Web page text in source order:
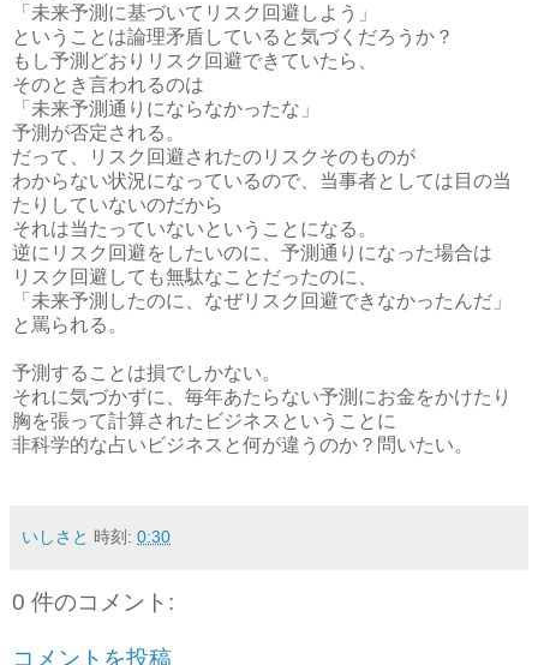
「未来予測に基づいてリスク回避しよう」
ということは論理矛盾していると気づくだろうか？
もし予測どおりリスク回避できていたら、
そのとき言われるのは
「未来予測通りにならなかったな」
予測が否定される。
だって、リスク回避されたのリスクそのものが
わからない状況になっているので、当事者としては目の当
たりしていないのだから
それは当たっていないということになる。
逆にリスク回避をしたいのに、予測通りになった場合は
リスク回避しても無駄なことだったのに、
「未来予測したのに、なぜリスク回避できなかったんだ」
と罵られる。
予測することは損でしかない。
それに気づかずに、毎年あたらない予測にお金をかけたり
胸を張って計算されたビジネスということに
非科学的な占いビジネスと何が違うのか？問いたい。
いしさと 時刻: 0:30
0 件のコメント:
コメントを投稿